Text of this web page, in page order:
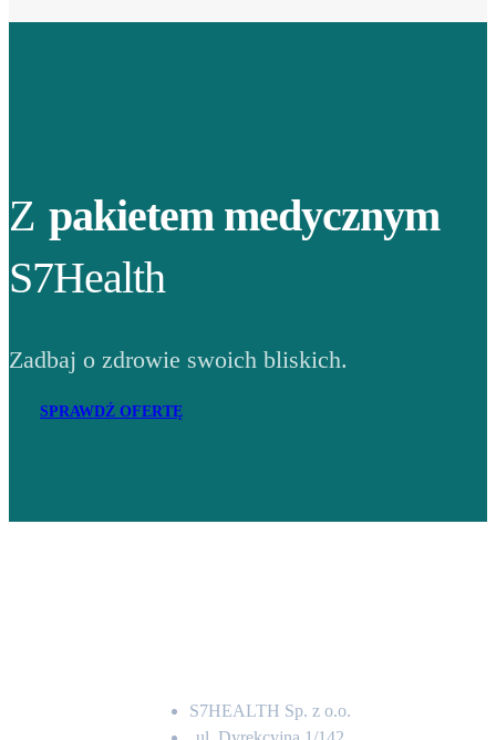
Z pakietem medycznym
S7Health
Zadbaj o zdrowie swoich bliskich.
SPRAWDŹ OFERTĘ
S7HEALTH Sp. z o.o.